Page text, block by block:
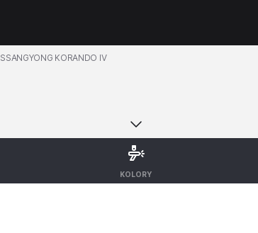
KOLORY
SSANGYONG KORANDO IV